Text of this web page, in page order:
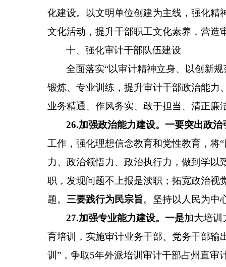
化建设。
以文明单位创建为主线，强化精
文化活动，提升干部职工文化素养，营造
十、强化审计干部队伍建设
全面落实“以审计精神立身、以创新
锻炼、专业训练，提升审计干部政治能力
业务精通、作风务实、敢于担当、清正廉
26.加强政治能力建设。一要突出政治
工作， 强化理想信念教育和党性教育， 将
力、政治领悟力、政治执行力， 做到学以
职，发现问题不上报是渎职；拓宽政治视
题。 三要践行为民宗旨。 坚持以人民为中
27.加强专业能力建设。一是加大培训
育培训， 实施审计业务干部、党务干部输
训”，争取5年外派培训审计干部占州直审